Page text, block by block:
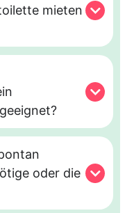
mieten
oder die